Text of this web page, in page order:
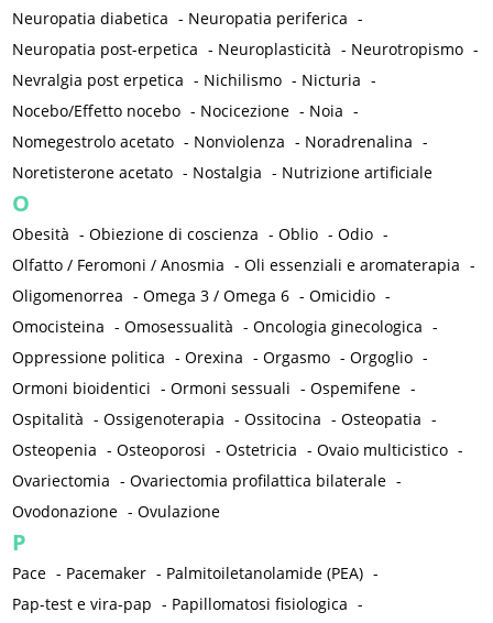
Neuropatia diabetica - Neuropatia periferica -
Neuropatia post-erpetica - Neuroplasticità - Neurotropismo -
Nevralgia post erpetica - Nichilismo - Nicturia -
Nocebo/Effetto nocebo - Nocicezione - Noia -
Nomegestrolo acetato - Nonviolenza - Noradrenalina -
Noretisterone acetato - Nostalgia - Nutrizione artificiale
O
Obesità -Obiezione di coscienza -Oblio -Odio -
Olfatto / Feromoni / Anosmia -Oli essenziali e aromaterapia -
Oligomenorrea -Omega 3 / Omega 6 -Omicidio -
Omocisteina -Omosessualità -Oncologia ginecologica -
Oppressione politica -Orexina -Orgasmo -Orgoglio -
Ormoni bioidentici -Ormoni sessuali -Ospemifene -
Ospitalità -Ossigenoterapia -Ossitocina -Osteopatia -
Osteopenia -Osteoporosi -Ostetricia -Ovaio multicistico -
Ovariectomia -Ovariectomia profilattica bilaterale -
Ovodonazione -Ovulazione
P
Pace - Pacemaker - Palmitoiletanolamide (PEA) -
Pap-test e vira-pap - Papillomatosi fisiologica -